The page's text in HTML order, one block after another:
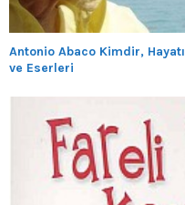
Antonio Abaco Kimdir, Hayatı
ve Eserleri